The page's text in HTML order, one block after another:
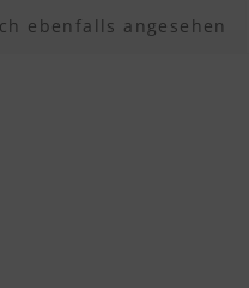
ebenfalls angesehen